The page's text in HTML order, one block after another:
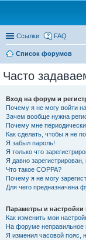
Ссылки FAQ
Список форумов
Часто
Вход на форум и
Почему я не могу войти
Зачем вообще нужна
Почему мне
Как сделать, чтобы я не
Я забыл пароль!
Я только что
Я давно
Что такое COPPA?
Почему я не могу
Для чего предназначена
Параметры и настройки
Как изменить мои
На форуме неправильное
Я изменил часовой пояс,